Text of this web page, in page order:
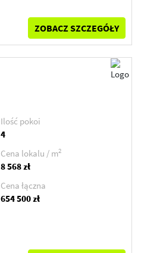
ZOBACZ SZCZEGÓŁY
Ilość pokoi
4
Cena lokalu / m2
8 568 zł
Cena łączna
654 500 zł